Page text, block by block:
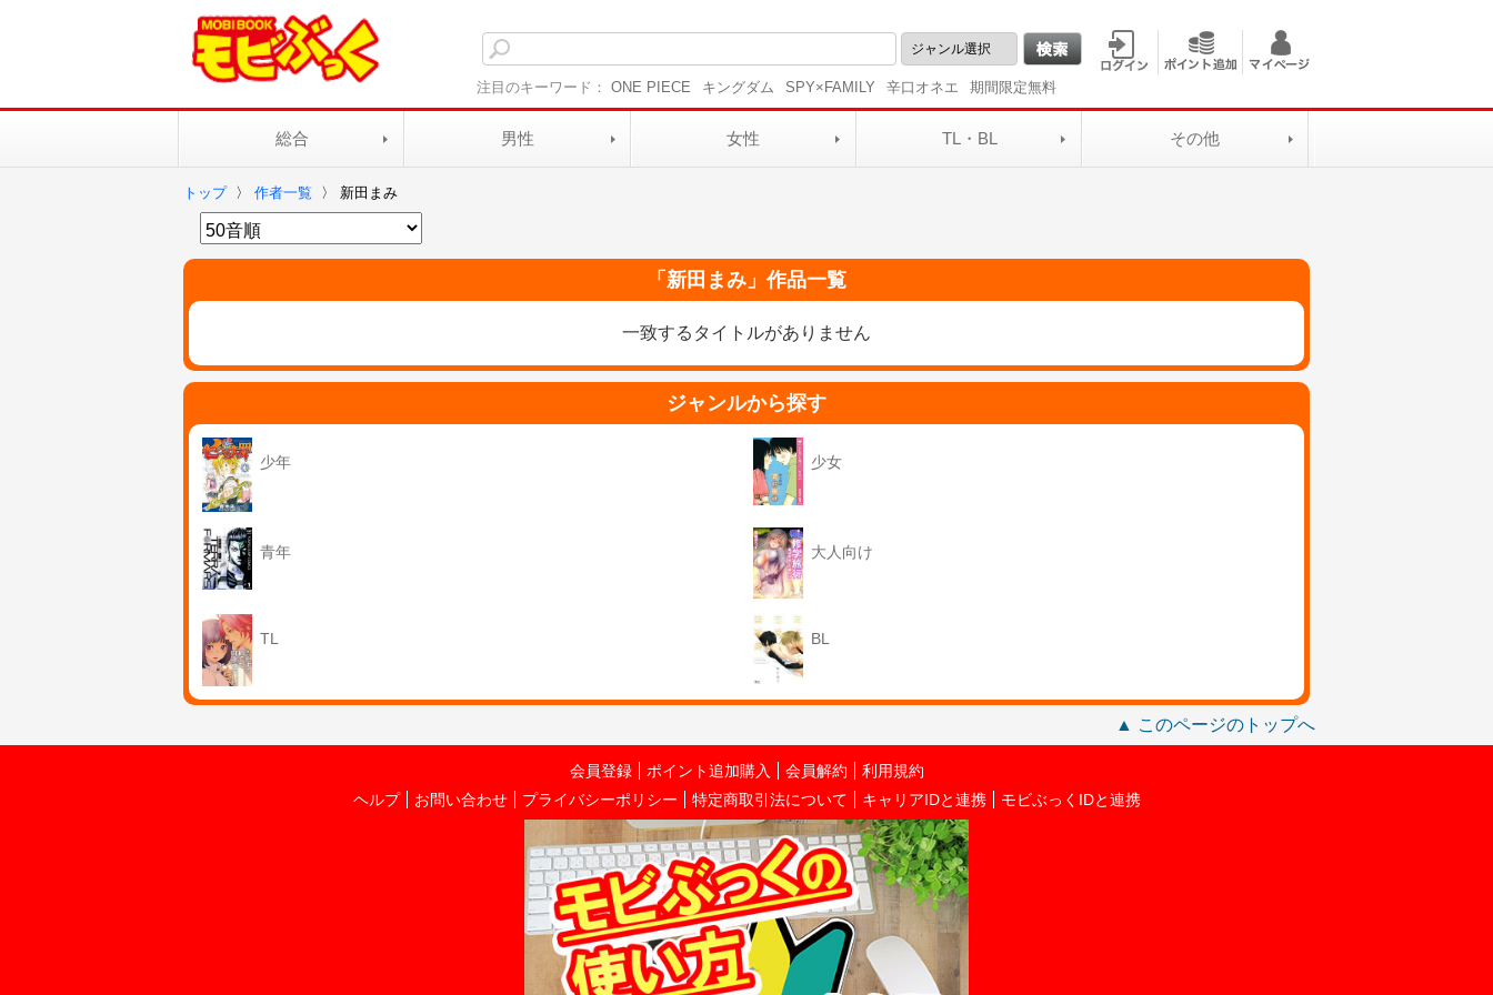
注目のキーワード： ONE PIECE キングダム SPY×FAMILY 辛口オネエ 期間限定無料
総合 男性 女性 TL・BL その他
トップ 〉 作者一覧 〉 新田まみ
「 新田まみ」作品一覧
一致するタイトルがありません
ジャンルから探す
少年 少女
青年 大人向け
TL BL
▲ このページのトップへ
会員登録 ポイント追加購入 会員解約
利用規約
ヘルプ
お問い合わせ プライバシーポリシー 特定商取引法について キャリアIDと連携 モビぶっくIDと連携